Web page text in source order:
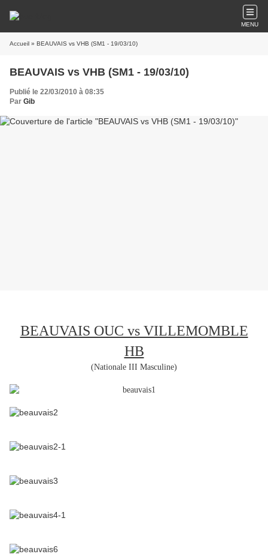
MENU
Accueil » BEAUVAIS vs VHB (SM1 - 19/03/10)
BEAUVAIS vs VHB (SM1 - 19/03/10)
Publié le 22/03/2010 à 08:35
Par Gib
BEAUVAIS OUC vs VILLEMOMBLE
HB
(Nationale III Masculine)